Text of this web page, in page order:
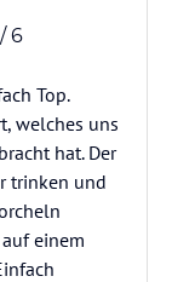
/ 6
Top.
welches uns
hat. Der
trinken und
einem